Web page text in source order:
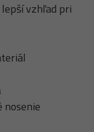
vzhľad pri
nosenie